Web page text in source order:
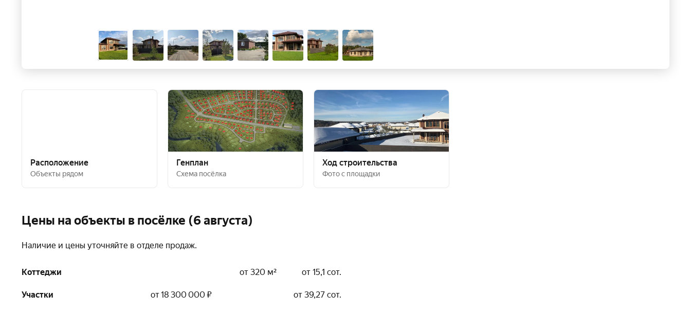
Расположение
Объекты рядом
Генплан
Схема посёлка
Ход строительства
Фото с площадки
Цены на объекты в посёлке (6 августа)
Наличие и цены уточняйте в отделе продаж.
Коттеджи от 320 м² от 15,1 сот.
Участки от 18 300 000 ₽ от 39,27 сот.